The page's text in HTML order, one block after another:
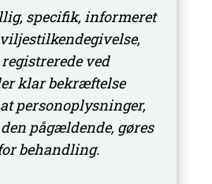
specifik, informeret
ved
klar bekræftelse
personoplysninger,
pågældende, gøres
behandling.